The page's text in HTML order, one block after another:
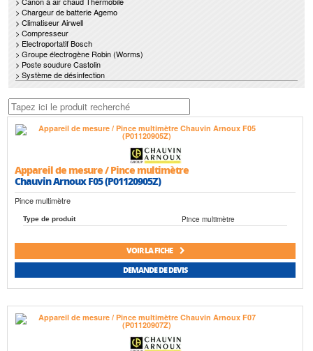
> Chargeur de batterie Agemo
> Climatiseur Airwell
> Compresseur
> Electroportatif Bosch
> Groupe électrogène Robin (Worms)
> Poste soudure Castolin
> Système de désinfection
Appareil de mesure / Pince multimètre
Chauvin Arnoux F05 (P01120905Z)
Pince multimètre
Type de produit Pince multimètre
VOIR LA FICHE
DEMANDE DE DEVIS